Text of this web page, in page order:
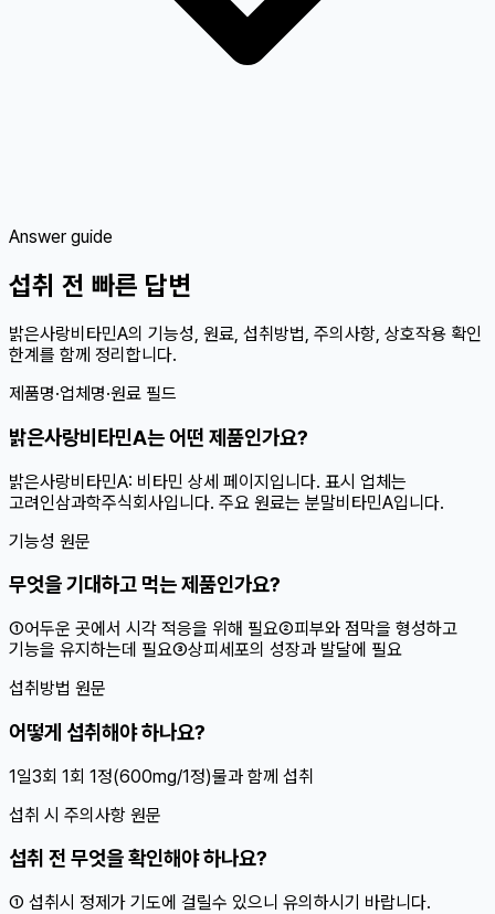
Answer guide
섭취 전 빠른 답변
밝은사랑비타민A의 기능성, 원료, 섭취방법, 주의사항, 상호작용 확인
한계를 함께 정리합니다.
제품명·업체명·원료 필드
밝은사랑비타민A는 어떤 제품인가요?
밝은사랑비타민A: 비타민 상세 페이지입니다. 표시 업체는
고려인삼과학주식회사입니다. 주요 원료는 분말비타민A입니다.
기능성 원문
무엇을 기대하고 먹는 제품인가요?
①어두운 곳에서 시각 적응을 위해 필요②피부와 점막을 형성하고
기능을 유지하는데 필요③상피세포의 성장과 발달에 필요
섭취방법 원문
어떻게 섭취해야 하나요?
1일3회 1회 1정(600mg/1정)물과 함께 섭취
섭취 시 주의사항 원문
섭취 전 무엇을 확인해야 하나요?
① 섭취시 정제가 기도에 걸릴수 있으니 유의하시기 바랍니다.